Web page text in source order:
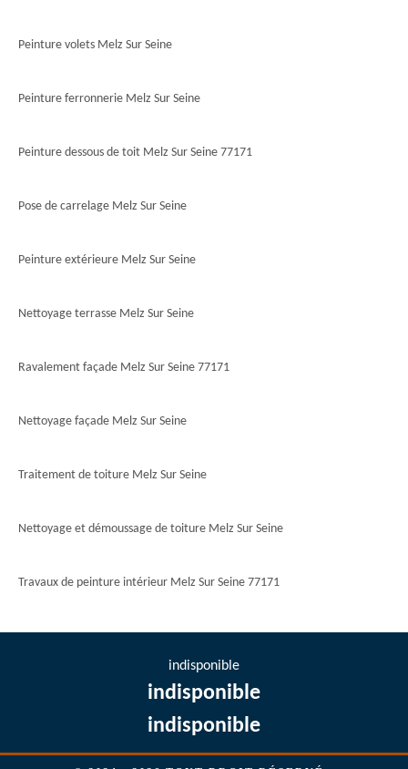
Peinture volets Melz Sur Seine
Peinture ferronnerie Melz Sur Seine
Peinture dessous de toit Melz Sur Seine 77171
Pose de carrelage Melz Sur Seine
Peinture extérieure Melz Sur Seine
Nettoyage terrasse Melz Sur Seine
Ravalement façade Melz Sur Seine 77171
Nettoyage façade Melz Sur Seine
Traitement de toiture Melz Sur Seine
Nettoyage et démoussage de toiture Melz Sur Seine
Travaux de peinture intérieur Melz Sur Seine 77171
indisponible
indisponible
indisponible